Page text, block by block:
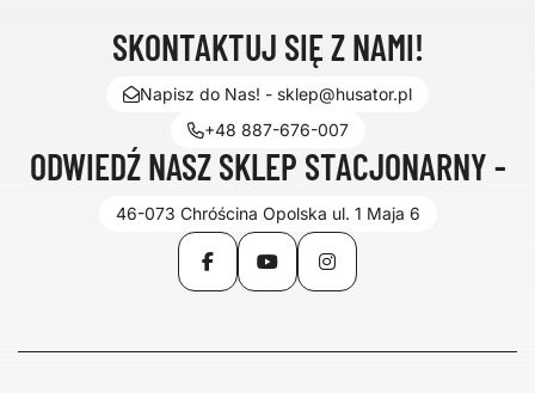
SKONTAKTUJ SIĘ Z NAMI!
Napisz do Nas! - sklep@husator.pl
+48 887-676-007
ODWIEDŹ NASZ SKLEP STACJONARNY -
46-073 Chróścina Opolska ul. 1 Maja 6
FacebookYouTubeInstagram